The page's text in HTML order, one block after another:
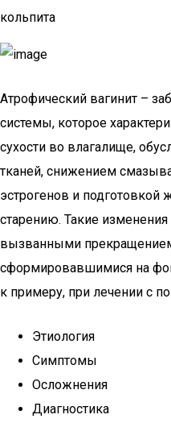
кольпита
Атрофический вагинит –
системы, которое
сухости во влагалище,
тканей, снижением
эстрогенов и подготовкой
старению. Такие
вызванными
сформировавшимися на
к примеру, при лечении с
Этиология
Симптомы
Осложнения
Диагностика